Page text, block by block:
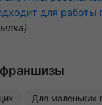
для работы
Для маленьких